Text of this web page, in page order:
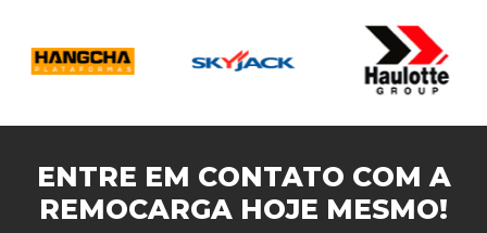
ENTRE EM CONTATO COM A
REMOCARGA HOJE MESMO!